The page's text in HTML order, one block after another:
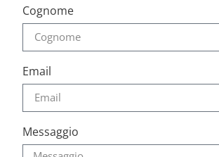
Cognome
Email
Messaggio